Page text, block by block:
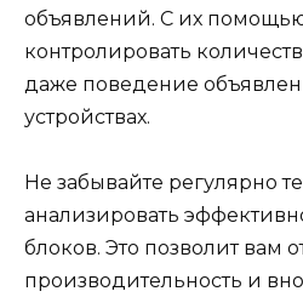
объявлений. С их
контролировать
даже поведение
устройствах.
Не забывайте регулярно
анализировать
блоков. Это позволит вам
производительность и